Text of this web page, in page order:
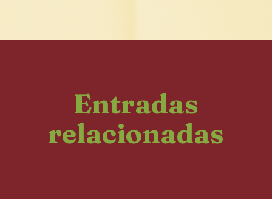
Entradas
relacionadas